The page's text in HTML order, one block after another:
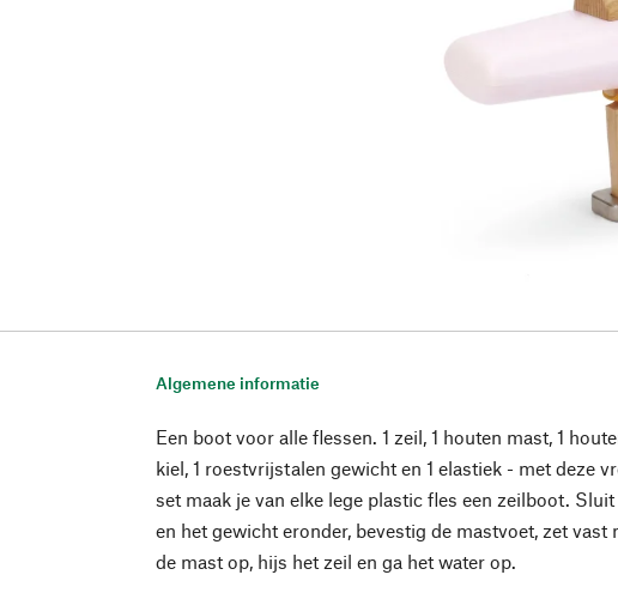
Algemene informatie
Een boot voor alle flessen. 1 zeil, 1 houten mast, 1
kiel, 1 roestvrijstalen gewicht en 1 elastiek - met deze
set maak je van elke lege plastic fles een zeilboot.
en het gewicht eronder, bevestig de mastvoet, zet vast
de mast op, hijs het zeil en ga het water op.